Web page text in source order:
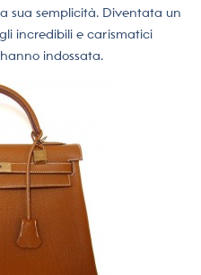
sua semplicità. Diventata un
incredibili e carismatici
indossata.